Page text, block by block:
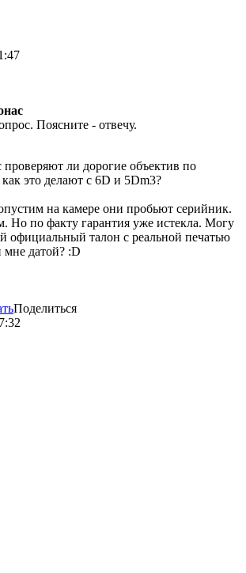
Поясните - отвечу.
проверяют ли дорогие объектив по
это делают с 6D и 5Dm3?
на камере они пробьют серийник.
Но по факту гарантия уже истекла. Могу
официальный талон с реальной печатью
мне датой? :D
Поделиться